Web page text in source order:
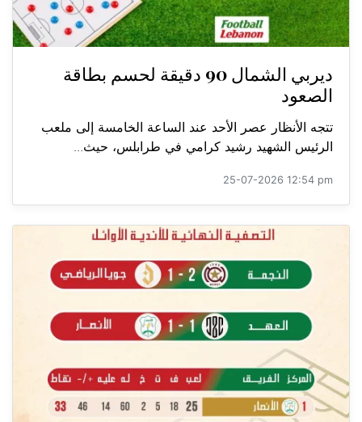
ديربي الشمال 90 دقيقة لحسم بطاقة
الصعود
تتجه الأنظار عصر الأحد عند الساعة الخامسة إلى ملعب
الرئيس الشهيد رشيد كرامي في طرابلس، حيث...
25-07-2026 12:54 pm